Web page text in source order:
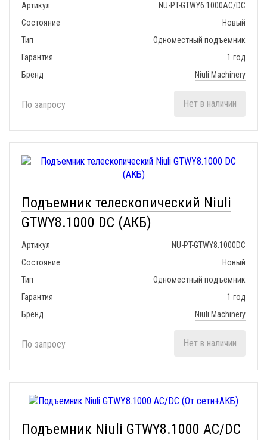
Артикул
NU-PT-GTWY6.1000AC/DC
Состояние
Новый
Тип
Одноместный подъемник
Гарантия
1 год
Бренд
Niuli Machinery
По запросу Нет в наличии
Подъемник телескопический Niuli
GTWY8.1000 DC (АКБ)
Артикул
NU-PT-GTWY8.1000DC
Состояние
Новый
Тип
Одноместный подъемник
Гарантия
1 год
Бренд
Niuli Machinery
По запросу Нет в наличии
Подъемник Niuli GTWY8.1000 AC/DC